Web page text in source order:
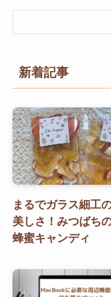
新着記事
まるでガラス細工
美しさ！みつばち
蜂蜜キャンディ